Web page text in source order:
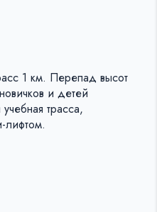
1 км. Перепад высот
и детей
трасса,
лифтом.